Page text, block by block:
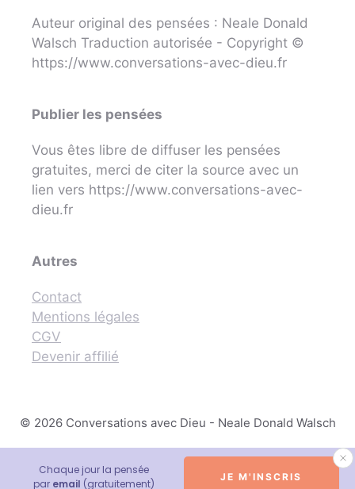
Auteur original des pensées : Neale Donald
Walsch Traduction autorisée - Copyright ©
https://www.conversations-avec-dieu.fr
Publier les pensées
Vous êtes libre de diffuser les pensées
gratuites, merci de citer la source avec un
lien vers https://www.conversations-avec-
dieu.fr
Autres
Contact
Mentions légales
CGV
Devenir affilié
© 2026 Conversations avec Dieu - Neale Donald Walsch
Chaque jour la pensée
par email (gratuitement) JE M'INSCRIS